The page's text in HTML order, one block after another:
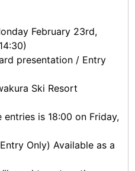
February 23rd,
presentation / Entry
Ski Resort
is 18:00 on Friday,
Only) Available as a